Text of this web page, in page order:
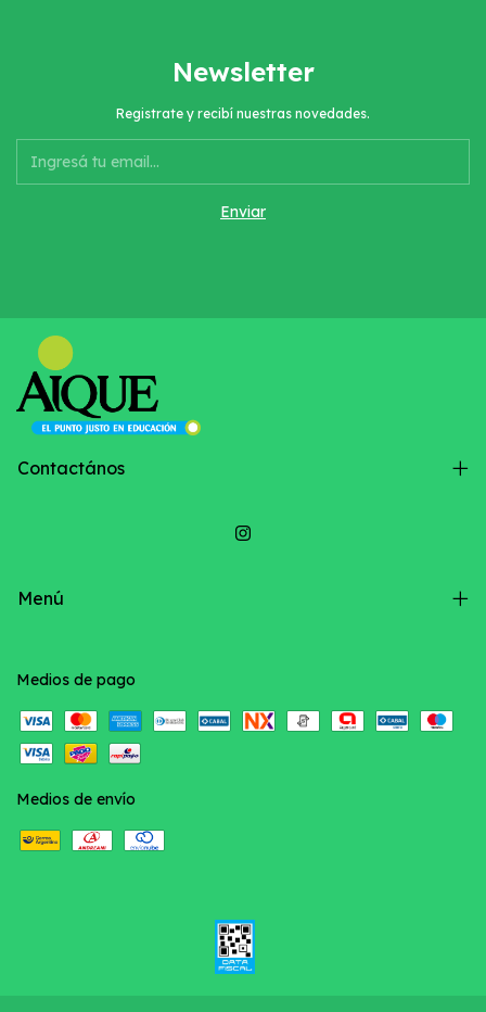
Newsletter
Registrate y recibí nuestras novedades.
Contactános
Menú
Medios de pago
Medios de envío